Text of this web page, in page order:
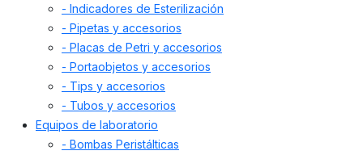
- Indicadores de Esterilización
- Pipetas y accesorios
- Placas de Petri y accesorios
- Portaobjetos y accesorios
- Tips y accesorios
- Tubos y accesorios
Equipos de laboratorio
- Bombas Peristálticas